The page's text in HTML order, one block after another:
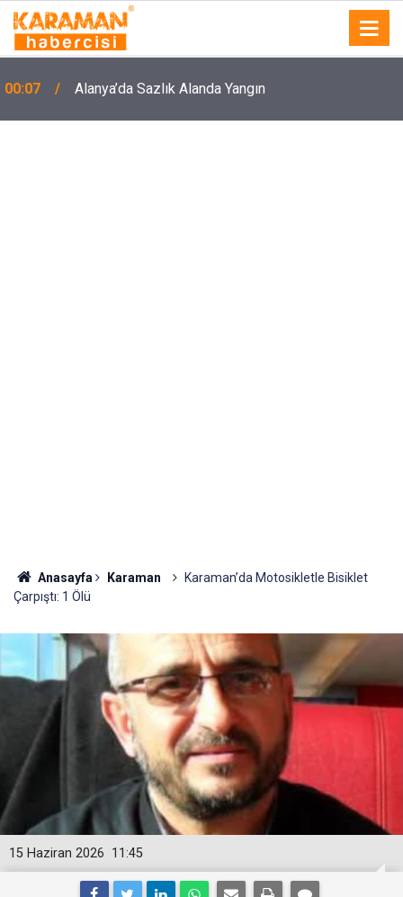
00:07 Alanya’da Sazlık Alanda Yangın
Anasayfa Karaman
Karaman’da Motosikletle Bisiklet
Çarpıştı: 1 Ölü
11:45
15 Haziran 2026